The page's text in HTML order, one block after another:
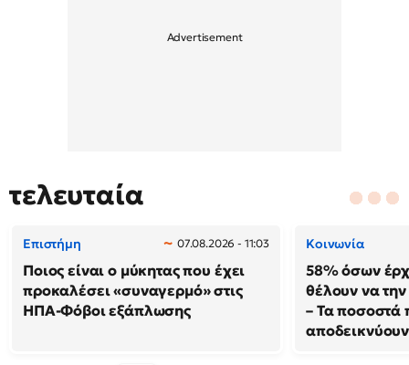
τελευταία
Επιστήμη 07.08.2026 - 11:03
Ποιος είναι ο μύκητας που έχει
προκαλέσει «συναγερμό» στις
ΗΠΑ-Φόβοι εξάπλωσης
Κοινωνία
58% όσων
θέλουν να
– Τα ποσοστά
αποδεικνύουν